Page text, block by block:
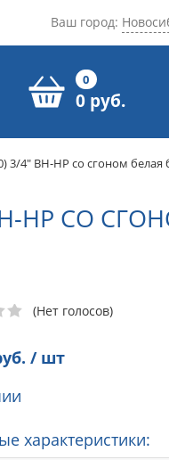
Ваш город:
0
0 руб.
4" ВН-НР со сгоном белая
НР СО
(Нет голосов)
/ шт
характеристики: